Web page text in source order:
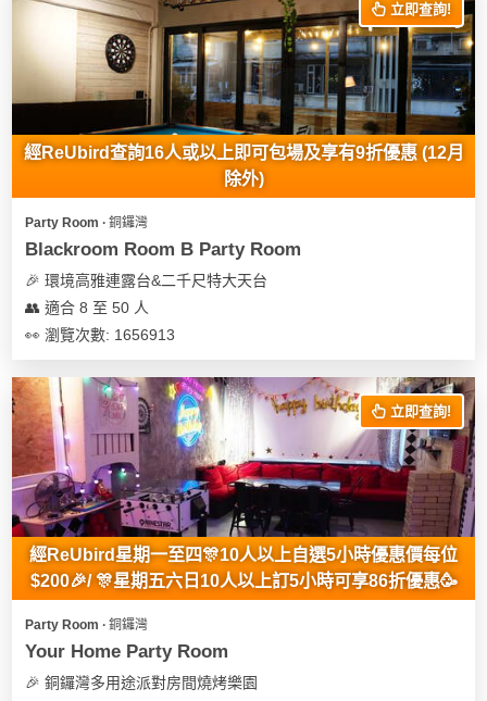
坊
外
玩
樂
遊
租
立即查詢!
經ReUbird查詢16人或以上即可包場及享有9折優惠 (12月
除外)
Party Room ∙ 銅鑼灣
Blackroom Room B Party Room
🎉 環境高雅連露台&二千尺特大天台
👥 適合 8 至 50 人
👀 瀏覽次數: 1656913
立即查詢!
經ReUbird星期一至四🎊10人以上自選5小時優惠價每位
$200🎉/ 🎊星期五六日10人以上訂5小時可享86折優惠🥳
Party Room ∙ 銅鑼灣
Your Home Party Room
🎉 銅鑼灣多用途派對房間燒烤樂園